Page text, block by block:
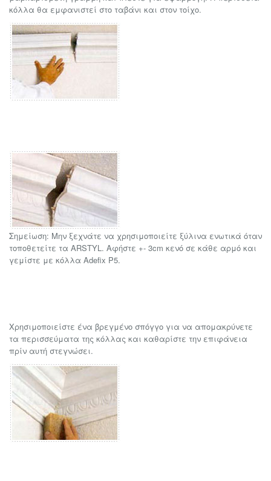
κόλλα θα εμφανιστεί στο ταβάνι και στον τοίχο.
Σημείωση: Μην ξεχνάτε να χρησιμοποιείτε ξύλινα ενωτικά όταν
τοποθετείτε τα ARSTYL. Αφήστε +- 3cm κενό σε κάθε αρμό και
γεμίστε με κόλλα Adefix P5.
Χρησιμοποιείστε ένα βρεγμένο σπόγγο για να απομακρύνετε
τα περισσεύματα της κόλλας και καθαρίστε την επιφάνεια
πρίν αυτή στεγνώσει.